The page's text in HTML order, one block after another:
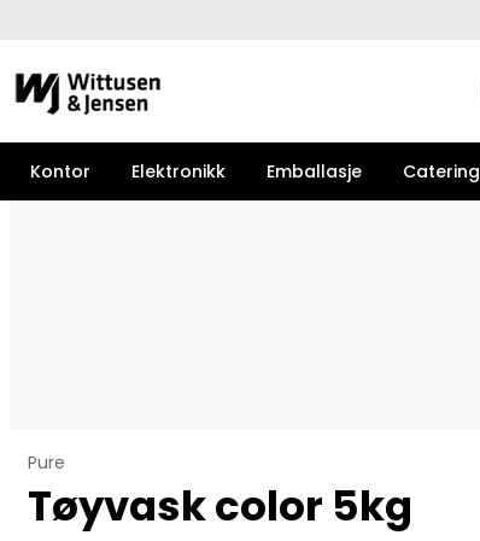
Kontor Elektronikk Emballasje Catering
Pure
Tøyvask color 5kg